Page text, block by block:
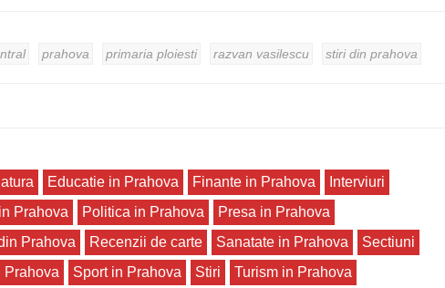
prahova primaria ploiesti razvan vasilescu stiri din prahova
Educatie in Prahova Finante in Prahova
Interviuri
Prahova Politica in Prahova
Presa in Prahova
Prahova Recenzii de carte Sanatate in Prahova
Sectiuni
Prahova Sport in Prahova Stiri Turism in Prahova